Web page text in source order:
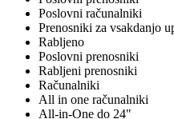
Poslovni računalniki
Prenosniki za vsakdanjo
Rabljeno
Poslovni prenosniki
Rabljeni prenosniki
Računalniki
All in one računalniki
All-in-One do 24"